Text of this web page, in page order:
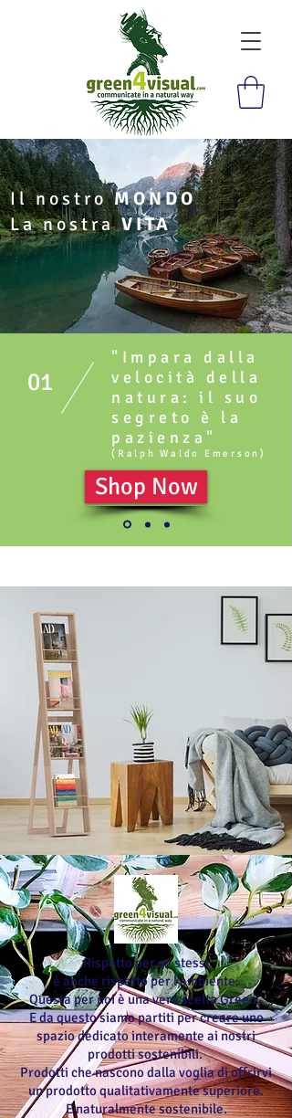
Il nostroMONDO
La nostraVITA
01
"Impara dalla
velocità della
natura: il suo
segreto è la
pazienza"
(Ralph Waldo Emerson)
Shop Now
Rispetto per se stessi
è anche rispetto per l'ambiente.
Questa per noi è una vera scelta Green.
E da questo siamo partiti per creare uno
spazio dedicato interamente ai nostri
prodotti sostenibili.
Prodotti che nascono dalla voglia di offrirvi
un prodotto qualitativamente superiore.
E naturalmente sostenibile.